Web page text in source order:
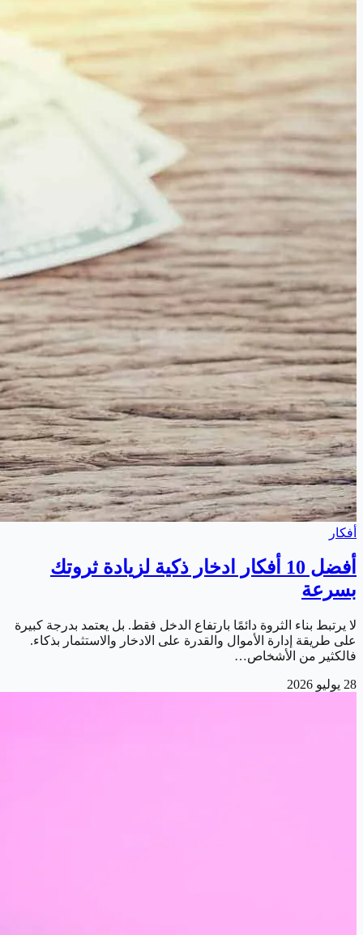
أفكار
أفضل 10 أفكار ادخار ذكية لزيادة ثروتك
بسرعة
لا يرتبط بناء الثروة دائمًا بارتفاع الدخل فقط. بل يعتمد بدرجة كبيرة
على طريقة إدارة الأموال والقدرة على الادخار والاستثمار بذكاء.
فالكثير من الأشخاص…
28 يوليو 2026